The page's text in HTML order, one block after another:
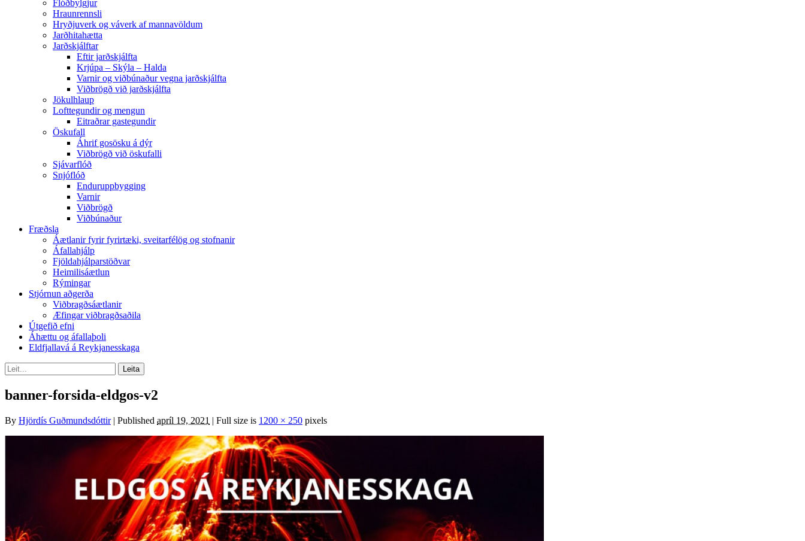
Flóðbylgjur
Hraunrennsli
Hryðjuverk og váverk af mannavöldum
Jarðhitahætta
Jarðskjálftar
Eftir jarðskjálfta
Krjúpa – Skýla – Halda
Varnir og viðbúnaður vegna jarðskjálfta
Viðbrögð við jarðskjálfta
Jökulhlaup
Lofttegundir og mengun
Eitraðrar gastegundir
Öskufall
Áhrif gosösku á dýr
Viðbrögð við öskufalli
Sjávarflóð
Snjóflóð
Enduruppbygging
Varnir
Viðbrögð
Viðbúnaður
Fræðsla
Áætlanir fyrir fyrirtæki, sveitarfélög og stofnanir
Áfallahjálp
Fjöldahjálparstöðvar
Heimilisáætlun
Rýmingar
Stjórnun aðgerða
Viðbragðsáætlanir
Æfingar viðbragðsaðila
Útgefið efni
Áhættu og áfallaþoli
Eldfjallavá á Reykjanesskaga
banner-forsida-eldgos-v2
By Hjördís Guðmundsdóttir | Published apríl 19, 2021 | Full size is 1200 × 250 pixels